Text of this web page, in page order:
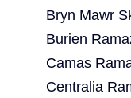
Bryn Mawr
Burien
Camas
Centralia